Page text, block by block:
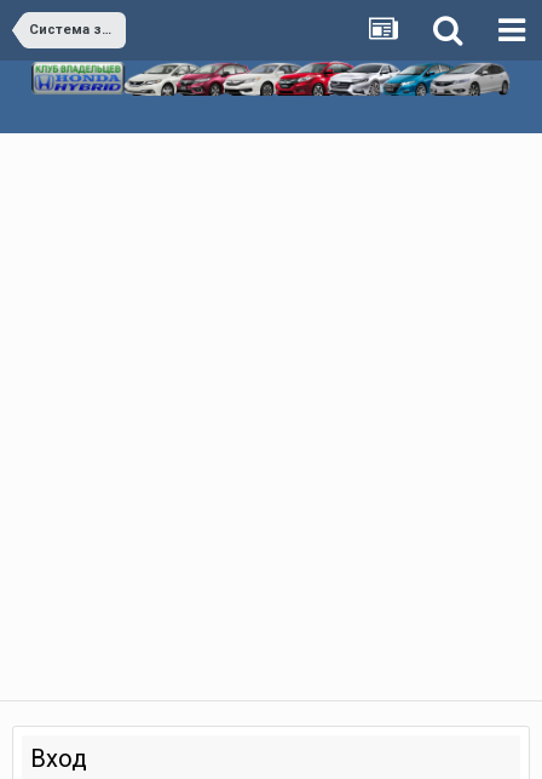
Система зажигания
Вход